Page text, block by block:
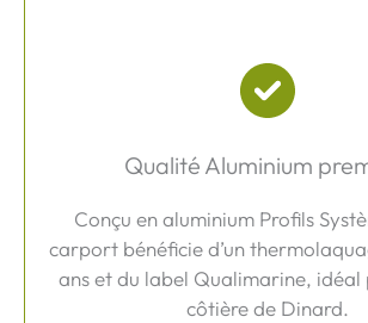
Qualité Aluminium
Conçu en aluminium Profils
carport bénéficie d’un
ans et du label Qualimarine, idéal
côtière de Dinard.